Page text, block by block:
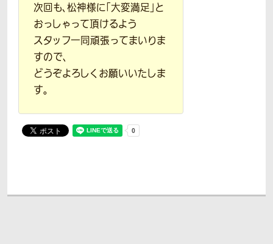
次回も、松神様に「大変満足」と
おっしゃって頂けるよう
スタッフ一同頑張ってまいりま
すので、
どうぞよろしくお願いいたしま
す。